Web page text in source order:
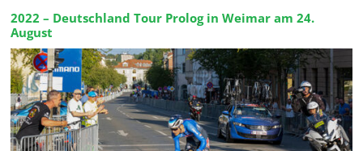
2022 – Deutschland Tour Prolog in Weimar am 24.
August